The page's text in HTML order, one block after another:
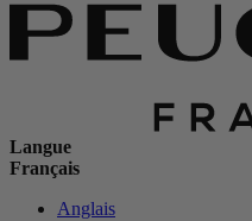
Langue
Français
Anglais